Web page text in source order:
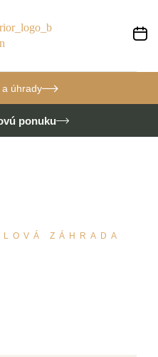
úhrady
ponuku
ZÁHRADA